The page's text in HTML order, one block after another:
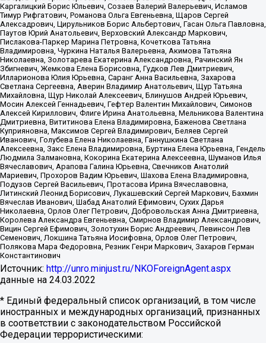
Каргалицкий Борис Юльевич, Созаев Валерий Валерьевич, Исламов
Тимур Рифгатович, Романова Ольга Евгеньевна, Щаров Сергей
Алексадрович, Цирульников Борис Альбертович, Гасан Ольга Павловна,
Паутов Юрий Анатольевич, Верховский Александр Маркович,
Пислакова-Паркер Марина Петровна, Кочеткова Татьяна
Владимировна, Чуркина Наталья Валерьевна, Акимова Татьяна
Николаевна, Золотарева Екатерина Александровна, Рачинский Ян
Збигневич, Жемкова Елена Борисовна, Гудков Лев Дмитриевич,
Илларионова Юлия Юрьевна, Саранг Анна Васильевна, Захарова
Светлана Сергеевна, Аверин Владимир Анатольевич, Щур Татьяна
Михайловна, Щур Николай Алексеевич, Блинушов Андрей Юрьевич,
Мосин Алексей Геннадьевич, Гефтер Валентин Михайлович, Симонов
Алексей Кириллович, Флиге Ирина Анатольевна, Мельникова Валентина
Дмитриевна, Вититинова Елена Владимировна, Баженова Светлана
Куприяновна, Максимов Сергей Владимирович, Беляев Сергей
Иванович, Голубева Елена Николаевна, Ганнушкина Светлана
Алексеевна, Закс Елена Владимировна, Буртина Елена Юрьевна, Гендель
Людмила Залмановна, Кокорина Екатерина Алексеевна, Шуманов Илья
Вячеславович, Арапова Галина Юрьевна, Свечников Анатолий
Мариевич, Прохоров Вадим Юрьевич, Шахова Елена Владимировна,
Подузов Сергей Васильевич, Протасова Ирина Вячеславовна,
Литинский Леонид Борисович, Лукашевский Сергей Маркович, Бахмин
Вячеслав Иванович, Шабад Анатолий Ефимович, Сухих Дарья
Николаевна, Орлов Олег Петрович, Добровольская Анна Дмитриевна,
Королева Александра Евгеньевна, Смирнов Владимир Александрович,
Вицин Сергей Ефимович, Золотухин Борис Андреевич, Левинсон Лев
Семенович, Локшина Татьяна Иосифовна, Орлов Олег Петрович,
Полякова Мара Федоровна, Резник Генри Маркович, Захаров Герман
Константинович
Источник: http://unro.minjust.ru/NKOForeignAgent.aspx
данные на 24.03.2022
* Единый федеральный список организаций, в том числе
иностранных и международных организаций, признанных
в соответствии с законодательством Российской
Федерации террористическими: